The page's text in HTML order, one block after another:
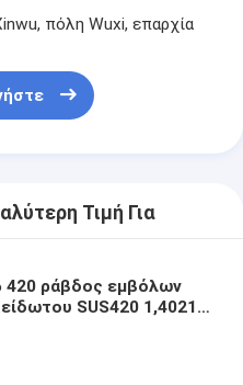
πόλη Wuxi, επαρχία
Τιμή Για
420 ράβδος εμβόλων
SUS420 1,4021